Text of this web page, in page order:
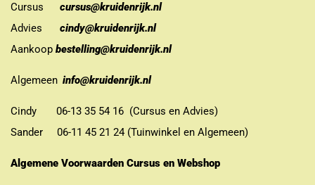
Cursus
cursus@kruidenrijk.nl
Advies
cindy@kruidenrijk.nl
Aankoop bestelling@kruidenrijk.nl
Algemeen info@kruidenrijk.nl
Cindy 06-13 35 54 16 (Cursus en Advies)
Sander 06-11 45 21 24 (Tuinwinkel en Algemeen)
Algemene Voorwaarden Cursus en Webshop